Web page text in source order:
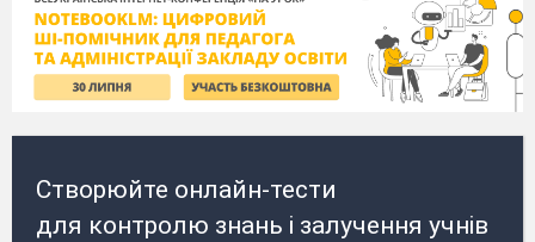
Створюйте онлайн-тести
для контролю знань і залучення учнів